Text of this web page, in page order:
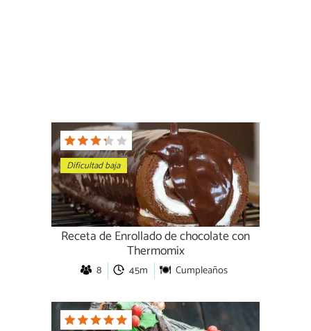
Dificultad baja
Receta de Enrollado de chocolate con
Thermomix
8 45m Cumpleaños